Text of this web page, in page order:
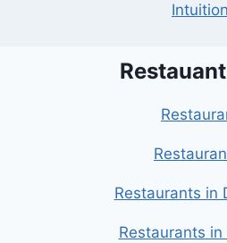
Intuition
Restaurants in
Restaurants